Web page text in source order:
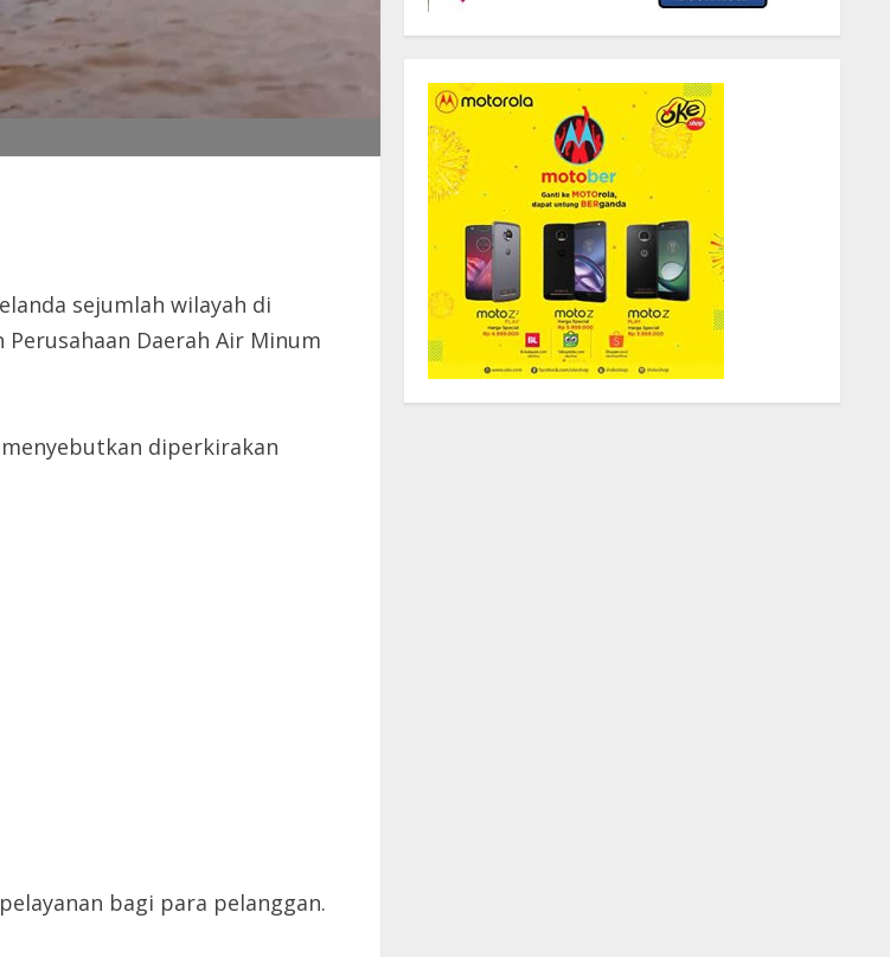
sejumlah wilayah di
Daerah Air Minum
diperkirakan
bagi para pelanggan.